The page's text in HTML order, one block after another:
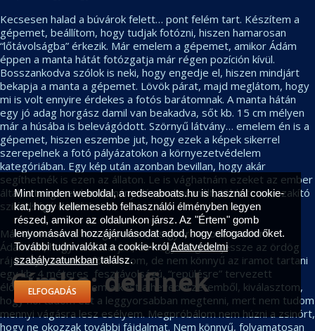
Címke:delfinek
Kecsesen halad a búvárok felett… pont felém tart. Készítem a
gépemet, beállítom, hogy tudjak fotózni, hiszen hamarosan
“lőtávolságba” érkezik. Már emelem a gépemet, amikor Ádám
éppen a manta hátát fotózgatja már régen pozíción kívül.
Bosszankodva szólok is neki, hogy engedje el, hiszen mindjárt
bekapja a manta a gépemet. Lövök párat, majd meglátom, hogy
mi is volt ennyire érdekes a fotós barátomnak. A manta hátán
egy jó adag horgász damil van beakadva, sőt kb. 15 cm mélyen
már a húsába is belevágódott. Szörnyű látvány… emelem én is a
gépemet, hiszen eszembe jut, hogy ezek a képek sikerrel
szerepelnek a fotó pályázatokon a környezetvédelem
kategóriában. Egy kép után azonban bevillan, hogy akár
segíthetnék is ezen az állaton. Le is vághatnám ezeket az ember
által, a tengerek kizsákmányolására használt, több tonna szakító
szilárdságú damilokat.
Már akasztom is le a gépemet, és gyorsan oda is adom
Ádámnak, hogy ne zavarjon, és hogy meg ne ijessze az ördög
ráját. Újra a manta fölé úszom, de nem könnyű az iramot tartani
egy kb. 4 méteres fesztávolságú, “repülésre” tervezett
élőlénnyel. Előveszem a kést a hevederzetemből, kiválasztom,
hogy hol tudom ezt a leggyorsabban megtenni, mert nem tudom
mennyi vágásra lesz esélyem. Megpróbálom nem húzni a zsinórt,
hogy ne okozzak további fájdalmat. Nem könnyű, folyamatosan
Mint minden weboldal, a redseaboats.hu is használ cookie-
kat, hogy kellemesebb felhasználói élményben legyen
részed, amikor az oldalunkon jársz. Az "Értem" gomb
lenyomásával hozzájárulásodat adod, hogy elfogadod őket.
További tudnivalókat a cookie-królAdatvédelmi
szabályzatunkbantalálsz.
ELFOGADÁS